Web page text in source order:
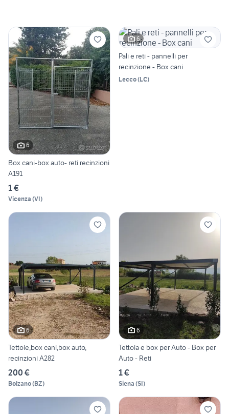
6
Box cani-box auto- reti recinzioni
A191
1 €
Vicenza (VI)
6
Pali e reti - pannelli per
recinzione - Box cani
Lecco(LC)
6
Tettoie,box cani,box auto,
recinzioni A282
200 €
Bolzano(BZ)
6
Tettoia e box per Auto - Box per
Auto - Reti
1 €
Siena (SI)